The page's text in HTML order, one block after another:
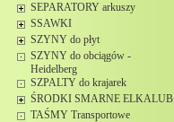
SEPARATORY arkuszy
SSAWKI
SZYNY do płyt
SZYNY do obciągów -
Heidelberg
SZPALTY do krajarek
ŚRODKI SMARNE ELKALUB
TAŚMY Transportowe